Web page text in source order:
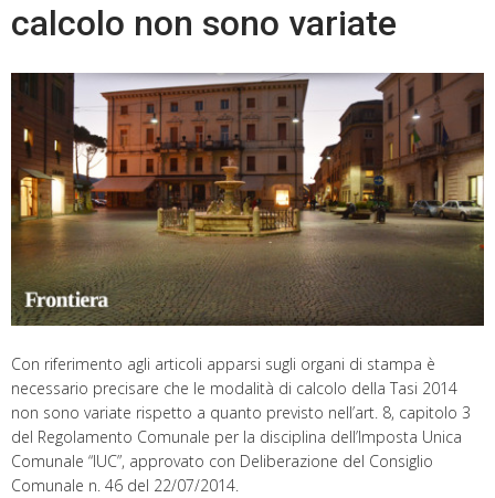
calcolo non sono variate
Con riferimento agli articoli apparsi sugli organi di stampa è
necessario precisare che le modalità di calcolo della Tasi 2014
non sono variate rispetto a quanto previsto nell’art. 8, capitolo 3
del Regolamento Comunale per la disciplina dell’Imposta Unica
Comunale “IUC”, approvato con Deliberazione del Consiglio
Comunale n. 46 del 22/07/2014.